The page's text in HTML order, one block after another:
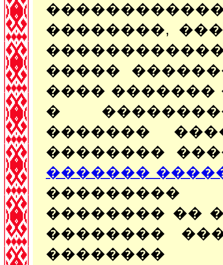
��������,
�����
���� �������
�
�������
��������
�������
���������
�������� ��
��������